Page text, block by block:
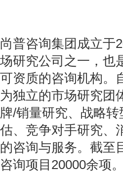
尚普咨询集团成立于
场研究公司之一，也
可资质的咨询机构。
为独立的市场研究团
牌/销量研究、战略
估、竞争对手研究、
的咨询与服务。截至
咨询项目20000余项